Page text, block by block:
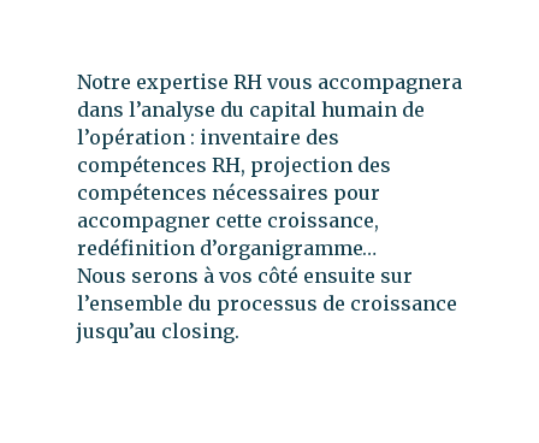
Notre expertise RH vous accompagnera
dans l’analyse du capital humain de
l’opération : inventaire des
compétences RH, projection des
compétences nécessaires pour
accompagner cette croissance,
redéfinition d’organigramme…
Nous serons à vos côté ensuite sur
l’ensemble du processus de croissance
jusqu’au closing.